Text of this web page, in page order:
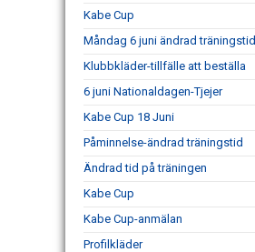
Kabe Cup
Måndag 6 juni ändrad träningstid
Klubbkläder-tillfälle att beställa
6 juni Nationaldagen-Tjejer
Kabe Cup 18 Juni
Påminnelse-ändrad träningstid
Ändrad tid på träningen
Kabe Cup
Kabe Cup-anmälan
Profilkläder